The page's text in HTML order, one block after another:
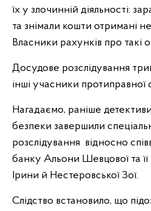
їх у злочинній діяльності:
та знімали кошти отримані
Власники рахунків про такі
Досудове розслідування
інші учасники протиправної
Нагадаємо, раніше
безпеки завершили
розслідування відносно
банку Альони Шевцової та
Ірини й Нестеровської Зої.
Слідство встановило, що